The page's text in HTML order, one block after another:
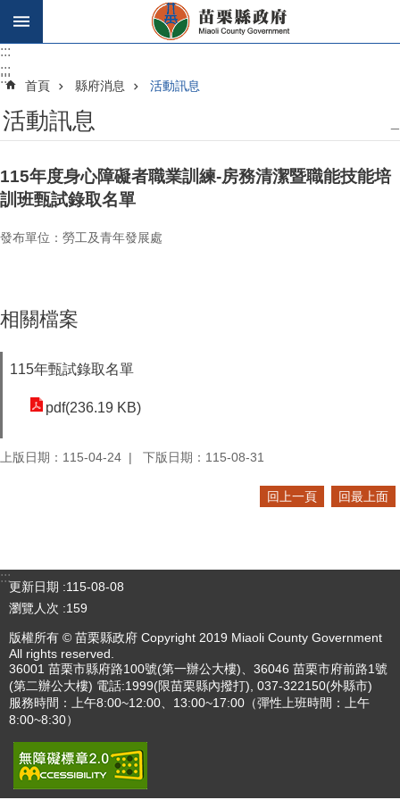
跳到主要內容區塊
:::
:::
::: 首頁 縣府消息 活動訊息
活動訊息
115年度身心障礙者職業訓練-房務清潔暨職能技能培
訓班甄試錄取名單
發布單位：勞工及青年發展處
相關檔案
115年甄試錄取名單
pdf(236.19 KB)
上版日期：115-04-24 下版日期：115-08-31
回上一頁 回最上面
:::
更新日期
115-08-08
瀏覽人次
159
版權所有 © 苗栗縣政府 Copyright 2019 Miaoli County Government
All rights reserved.
36001 苗栗市縣府路100號(第一辦公大樓)、36046 苗栗市府前路1號
(第二辦公大樓) 電話:1999(限苗栗縣內撥打), 037-322150(外縣市)
服務時間：上午8:00~12:00、13:00~17:00（彈性上班時間：上午
8:00~8:30）